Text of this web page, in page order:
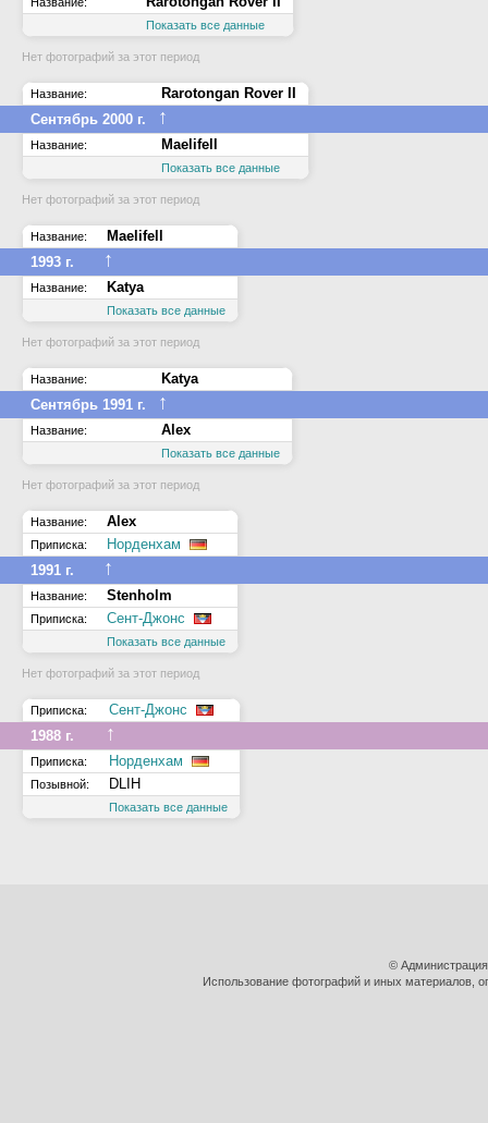
Показать все данные
Нет фотографий за этот период
Название:
Rarotongan Rover II
Сентябрь 2000 г.
↑
Название: Maelifell
Показать все данные
Нет фотографий за этот период
Название:
Maelifell
1993 г.
↑
Название: Katya
Показать все данные
Нет фотографий за этот период
Название:
Katya
Сентябрь 1991 г.
↑
Название: Alex
Показать все данные
Нет фотографий за этот период
Название: Alex
Приписка:
Норденхам
1991 г.
↑
Название: Stenholm
Приписка: Сент-Джонс
Показать все данные
Нет фотографий за этот период
Приписка:
Сент-Джонс
1988 г.
↑
Приписка: Норденхам
Позывной: DLIH
Показать все данные
©
Использование фотографий и иных материалов,